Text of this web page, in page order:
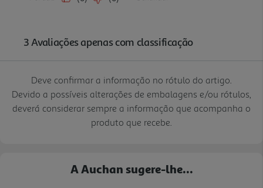
Deve confirmar a informação no rótulo do artigo.
Devido a possíveis alterações de embalagens e/ou rótulos,
deverá considerar sempre a informação que acompanha o
produto que recebe.
A Auchan sugere-lhe...